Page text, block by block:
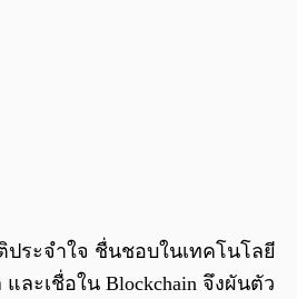
ประจำใจ ชื่นชอบในเทคโนโลยี
ละเชื่อใน Blockchain จึงผันตัว